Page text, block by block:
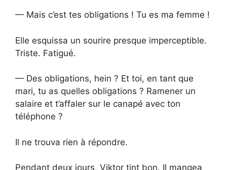
— Mais c’est tes obligations ! Tu es ma femme !
Elle esquissa un sourire presque imperceptible.
Triste. Fatigué.
— Des obligations, hein ? Et toi, en tant que
mari, tu as quelles obligations ? Ramener un
salaire et t’affaler sur le canapé avec ton
téléphone ?
Il ne trouva rien à répondre.
Pendant deux jours, Viktor tint bon. Il mangea